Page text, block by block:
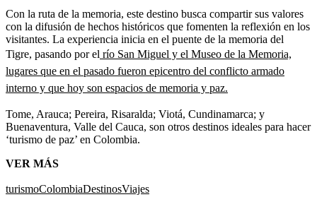
Con la ruta de la memoria, este destino busca compartir sus valores
con la difusión de hechos históricos que fomenten la reflexión en los
visitantes. La experiencia inicia en el puente de la memoria del
Tigre, pasando por el río San Miguel y el Museo de la Memoria,
lugares que en el pasado fueron epicentro del conflicto armado
interno y que hoy son espacios de memoria y paz.
Tome, Arauca; Pereira, Risaralda; Viotá, Cundinamarca; y
Buenaventura, Valle del Cauca, son otros destinos ideales para hacer
‘turismo de paz’ en Colombia.
VER MÁS
turismoColombiaDestinosViajes